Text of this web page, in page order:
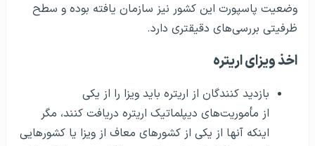
وضعیت پاسپورت این کشور نیز سازمان یافته بوده و سطح
ظرفیتی بررسی‌های دقیقتری دارد.
اخذ ویزای اریتره
بازدید کنندگان از اریتره باید ویزا را از یکی
از مأموریت‌های دیپلماتیک اریتره دریافت کنند، مگر
اینکه آنها از یکی از کشورهای معاف از ویزا یا کشورهایی